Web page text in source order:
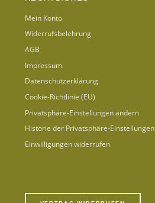
Mein Konto
Widerrufsbelehrung
AGB
Impressum
Datenschutzerklärung
Cookie-Richtlinie (EU)
Privatsphäre-Einstellungen ändern
Historie der Privatsphäre-Einstellungen
Einwilligungen widerrufen